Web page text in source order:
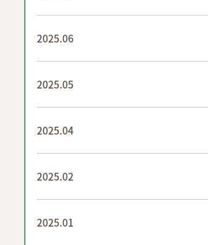
2025.06
2025.05
2025.04
2025.02
2025.01